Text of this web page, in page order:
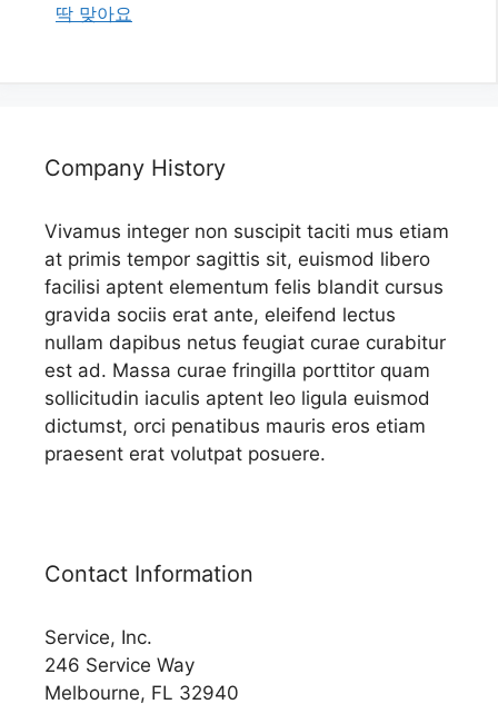
딱 맞아요
Company History
Vivamus integer non suscipit taciti mus etiam
at primis tempor sagittis sit, euismod libero
facilisi aptent elementum felis blandit cursus
gravida sociis erat ante, eleifend lectus
nullam dapibus netus feugiat curae curabitur
est ad. Massa curae fringilla porttitor quam
sollicitudin iaculis aptent leo ligula euismod
dictumst, orci penatibus mauris eros etiam
praesent erat volutpat posuere.
Contact Information
Service, Inc.
246 Service Way
Melbourne, FL 32940